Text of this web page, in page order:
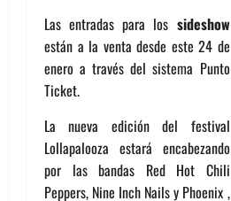
Las entradas para los sideshow
están a la venta desde este 24 de
enero a través del sistema Punto
Ticket.
La nueva edición del festival
Lollapalooza estará encabezando
por las bandas Red Hot Chili
Peppers, Nine Inch Nails y Phoenix ,